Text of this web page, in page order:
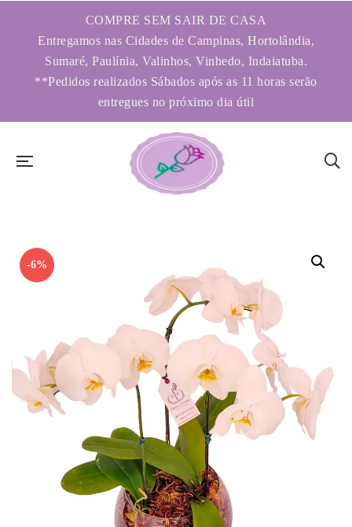
COMPRE SEM SAIR DE CASA
Entregamos nas Cidades de Campinas, Hortolândia,
Sumaré, Paulínia, Valinhos, Vinhedo, Indaiatuba.
**Pedidos realizados Sábados após as 11 horas serão
entregues no próximo dia útil
-6%